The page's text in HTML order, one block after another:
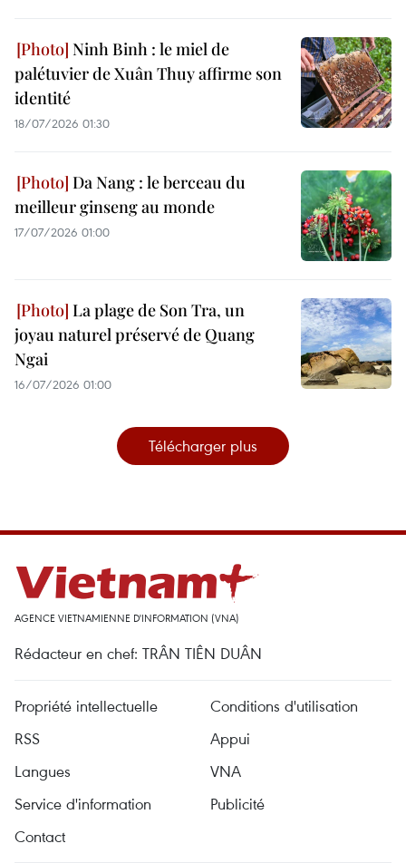
Ninh Binh : le miel de
palétuvier de Xuân Thuy affirme son
identité
18/07/2026 01:30
Da Nang : le berceau du
meilleur ginseng au monde
17/07/2026 01:00
La plage de Son Tra, un
joyau naturel préservé de Quang
Ngai
16/07/2026 01:00
Télécharger plus
AGENCE VIETNAMIENNE D'INFORMATION (VNA)
Rédacteur en chef: TRÂN TIÊN DUÂN
Propriété intellectuelle
Conditions d'utilisation
RSS
Appui
Langues
VNA
Service d'information
Publicité
Contact